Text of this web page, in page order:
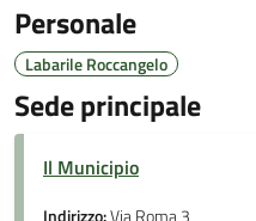
Personale
Labarile Roccangelo
Sede principale
Il Municipio